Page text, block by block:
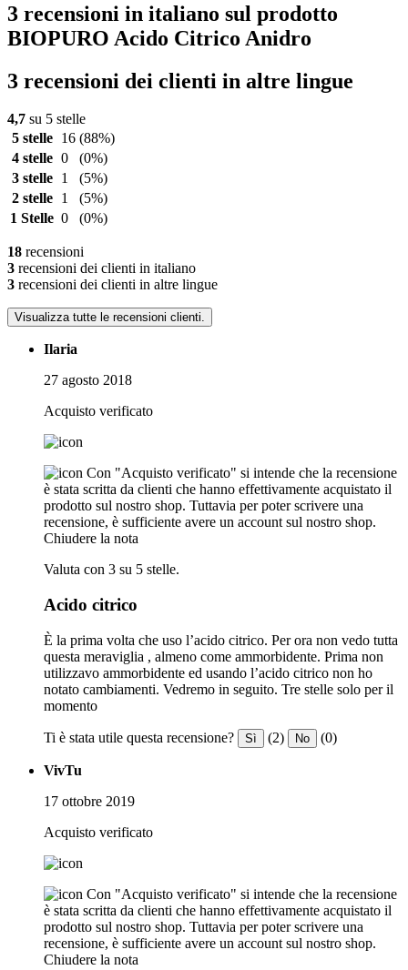
3 recensioni in italiano sul prodotto
BIOPURO Acido Citrico Anidro
3 recensioni dei clienti in altre lingue
4,7 su 5 stelle
5 stelle
16 (88%)
4 stelle 0
(0%)
3 stelle
1
(5%)
2 stelle
1
(5%)
1 Stelle 0 (0%)
18 recensioni
3 recensioni dei clienti in italiano
3 recensioni dei clienti in altre lingue
Visualizza tutte le recensioni clienti.
Ilaria
27 agosto 2018
Acquisto verificato
Con "Acquisto verificato" si intende che la recensione
è stata scritta da clienti che hanno effettivamente acquistato il
prodotto sul nostro shop. Tuttavia per poter scrivere una
recensione, è sufficiente avere un account sul nostro shop.
Chiudere la nota
Valuta con 3 su 5 stelle.
Acido citrico
È la prima volta che uso l’acido citrico. Per ora non vedo tutta
questa meraviglia , almeno come ammorbidente. Prima non
utilizzavo ammorbidente ed usando l’acido citrico non ho
notato cambiamenti. Vedremo in seguito. Tre stelle solo per il
momento
Ti è stata utile questa recensione? Sì (2) No (0)
VivTu
17 ottobre 2019
Acquisto verificato
Con "Acquisto verificato" si intende che la recensione
è stata scritta da clienti che hanno effettivamente acquistato il
prodotto sul nostro shop. Tuttavia per poter scrivere una
recensione, è sufficiente avere un account sul nostro shop.
Chiudere la nota